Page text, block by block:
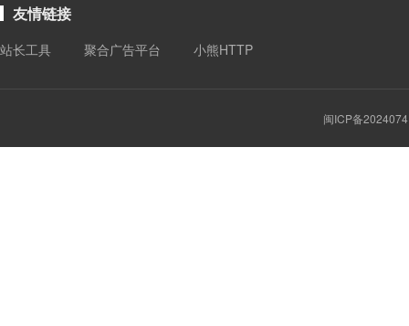
友情链接
站长工具 聚合广告平台 小熊HTTP
闽ICP备